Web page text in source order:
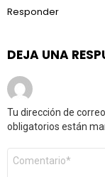
Responder
DEJA UNA
Tu dirección de
obligatorios están
Comentario